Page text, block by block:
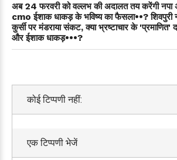
अब 24 फरवरी को वल्लभ की अदालत तय करेंगी नपा
cmo ईशाक धाकड़ के भविष्य का फैसला••? शिवपुरी
कुर्सी पर मंडराया संकट, क्या भ्रष्टाचार के 'प्रमाणित'
और ईशाक धाकड़•••?
कोई टिप्पणी नहीं:
एक टिप्पणी भेजें